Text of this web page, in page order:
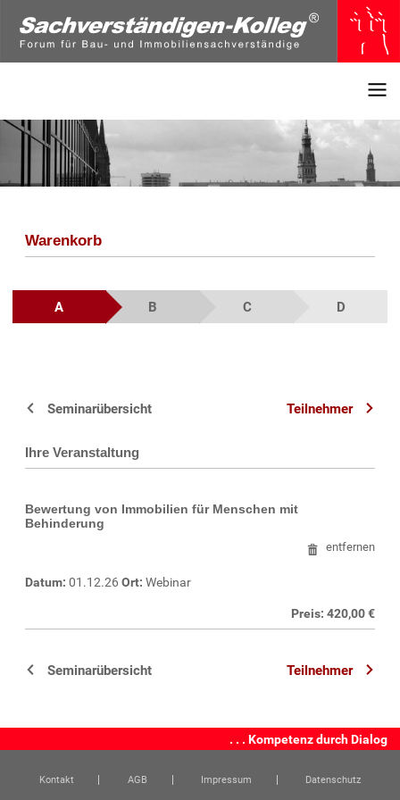
Warenkorb
A B C D
Seminarübersicht Teilnehmer
Ihre Veranstaltung
Bewertung von Immobilien für Menschen mit
Behinderung
entfernen
Datum: 01.12.26 Ort: Webinar
Preis: 420,00 €
Seminarübersicht Teilnehmer
. . . Kompetenz durch Dialog
Kontakt AGB Impressum Datenschutz